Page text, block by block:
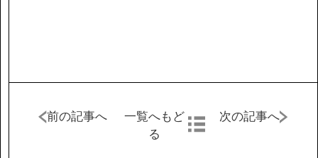
前の記事へ
一覧へもど
る
次の記事へ